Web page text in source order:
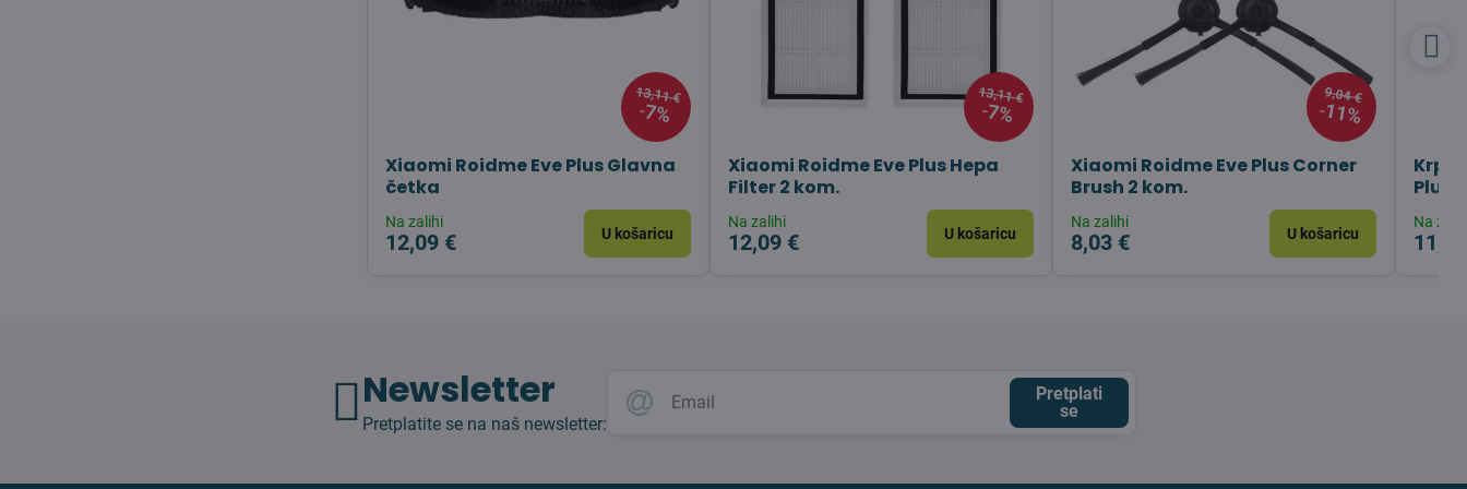
13,11 €
7%
Xiaomi Roidme Eve Plus Glavna
četka
Na zalihi
12,09 € U košaricu
13,11 €
7%
Xiaomi Roidme Eve Plus Hepa
Filter 2 kom.
Na zalihi
12,09 € U košaricu
9,04 €
11%
Xiaomi Roidme Eve Plus Corner
Brush 2 kom.
Na zalihi
8,03 € U košaricu
Plus
Na
Newsletter
Pretplatite se na naš newsletter:
Pretplati
se